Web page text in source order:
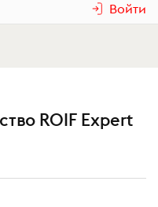
Войти
ROIF Expert